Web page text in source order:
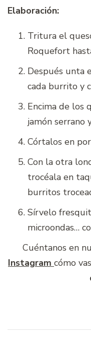
Elaboración:
Tritura el
Roquefort
Después unta
cada burrito y
Encima de los
jamón serrano
Córtalos en
Con la otra
trocéala en
burritos
Sírvelo
microondas…
Cuéntanos en
Instagram cómo